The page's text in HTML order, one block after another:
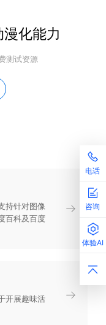
化能力
测试资源
持针对图像
百科及百度
开展趣味活
电话
咨询
体验AI